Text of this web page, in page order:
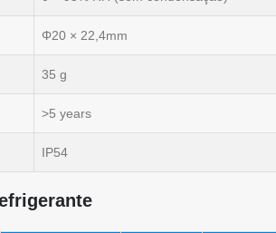
Φ20 × 22,4mm
35 g
>5 years
IP54